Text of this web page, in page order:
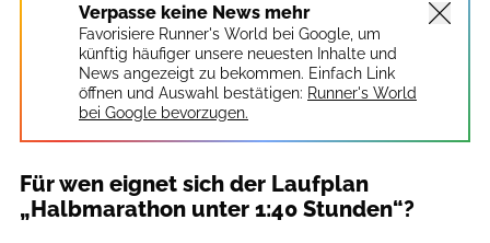
Verpasse keine News mehr
Favorisiere Runner's World bei Google, um
künftig häufiger unsere neuesten Inhalte und
News angezeigt zu bekommen. Einfach Link
öffnen und Auswahl bestätigen: Runner's World
bei Google bevorzugen.
Für wen eignet sich der Laufplan
„Halbmarathon unter 1:40 Stunden“?